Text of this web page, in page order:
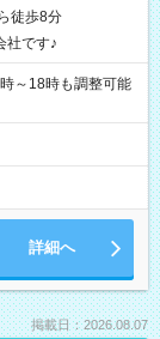
徒歩8分
社です♪
～18時も調整可能
詳細へ
掲載日：2026.08.07